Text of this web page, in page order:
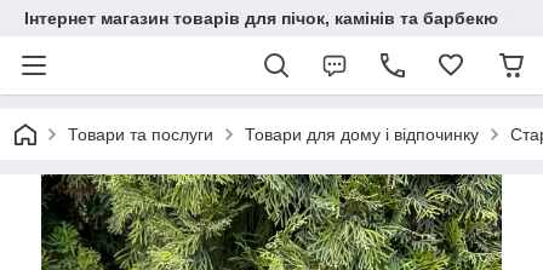
Інтернет магазин товарів для пічок, камінів та барбекю
Товари та послуги Товари для дому і відпочинку